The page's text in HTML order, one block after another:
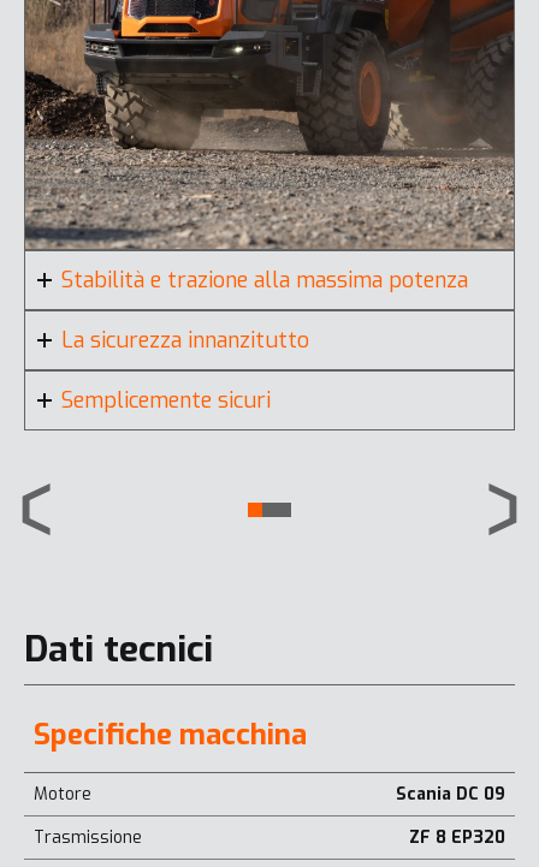
Stabilità e trazione alla massima potenza
La sicurezza innanzitutto
Semplicemente sicuri
Dati tecnici
Specifiche macchina
Motore
Scania DC 09
Trasmissione
ZF 8 EP320